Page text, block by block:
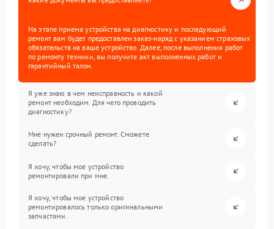
На этапе приема устройства на диагностику и последующий
ремонт вам будет предоставлен заказ-наряд с указанием страховых
обязательств на ваше устройство. Далее, после выполнения работ
по ремонту техники, вы получите акт выполненных работ и
гарантийный талон.
Я уже знаю в чем неисправность и какой
ремонт необходим. Для чего проводить
диагностику?
Мне нужен срочный ремонт. Сможете
сделать?
Я хочу, чтобы мое устройство
ремонтировали при мне.
Я хочу, чтобы мое устройство
ремонтировалось только оригинальными
запчастями.